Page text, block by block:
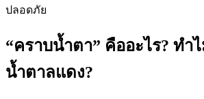
ปลอดภัย
“คราบน้ำตา” คืออะไร? ทำ
น้ำตาลแดง?